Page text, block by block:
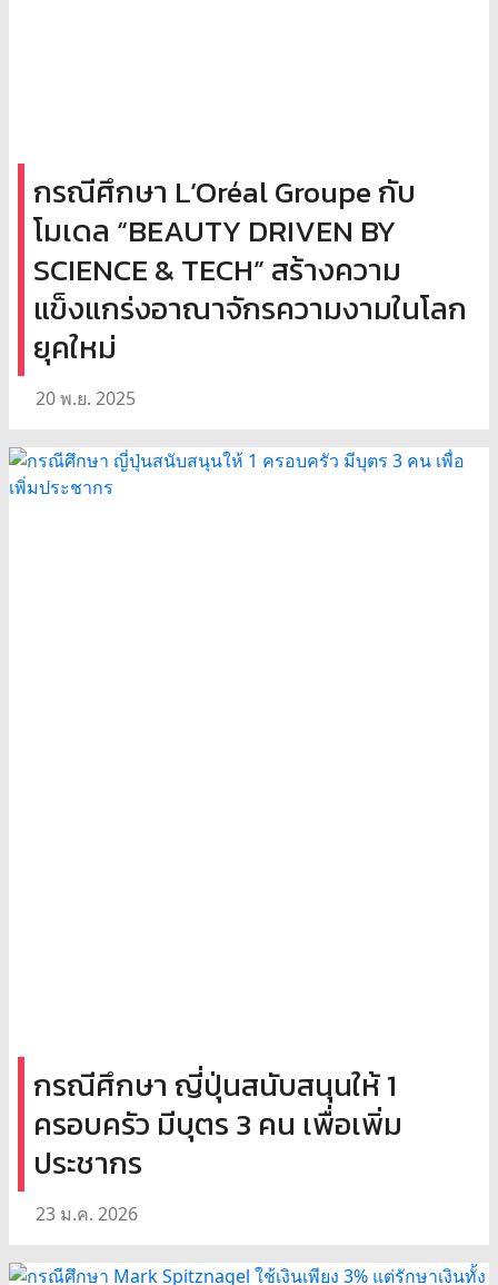
กรณีศึกษา L’Oréal Groupe กับ
โมเดล “BEAUTY DRIVEN BY
SCIENCE & TECH” สร้างความ
แข็งแกร่งอาณาจักรความงามในโลก
ยุคใหม่
20 พ.ย. 2025
กรณีศึกษา ญี่ปุ่นสนับสนุนให้ 1
ครอบครัว มีบุตร 3 คน เพื่อเพิ่ม
ประชากร
23 ม.ค. 2026